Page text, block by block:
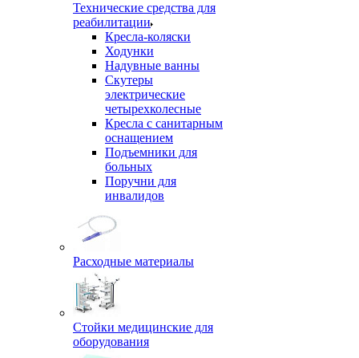
Технические средства для
реабилитации
Кресла-коляски
Ходунки
Надувные ванны
Скутеры
электрические
четырехколесные
Кресла с санитарным
оснащением
Подъемники для
больных
Поручни для
инвалидов
Расходные материалы
Стойки медицинские для
оборудования